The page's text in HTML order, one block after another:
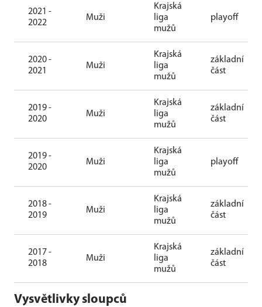
2021 -
2022
Muži
Krajská
liga
mužů
playoff
2020 -
2021
Muži
Krajská
liga
mužů
základní
část
2019 -
2020
Muži
Krajská
liga
mužů
základní
část
2019 -
2020
Muži
Krajská
liga
mužů
playoff
2018 -
2019
Muži
Krajská
liga
mužů
základní
část
2017 -
2018
Muži
Krajská
liga
mužů
základní
část
Vysvětlivky sloupců